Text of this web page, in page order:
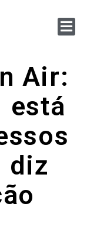
Air:
está
diz